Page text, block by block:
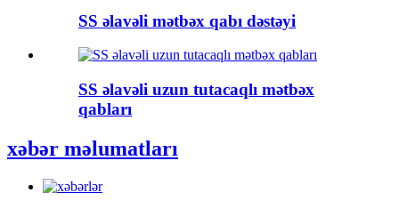
SS əlavəli mətbəx qabı dəstəyi
SS əlavəli uzun tutacaqlı mətbəx
qabları
xəbər məlumatları